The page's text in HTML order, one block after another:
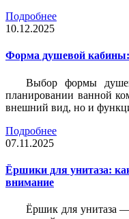
Подробнее
10.12.2025
Форма душевой
Выбор формы
планировании ванной
внешний вид, но и
Подробнее
07.11.2025
Ёршики для унитаза:
внимание
Ёршик для унитаза